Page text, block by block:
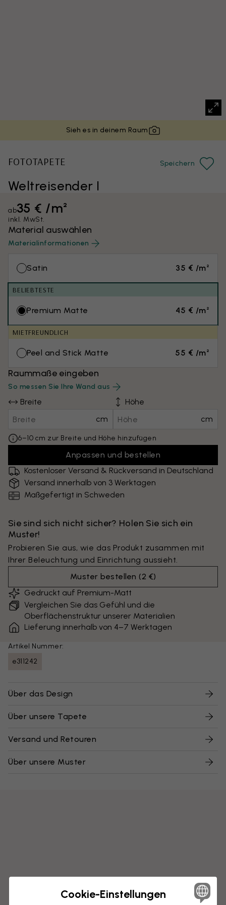
Sieh es in deinem Raum
Weltreisender I
FOTOTAPETE Speichern
ab35 € /m²
inkl. MwSt.
Material auswählen
Materialinformationen
Satin 35 € /m²
BELIEBTESTE
Premium Matte 45 € /m²
MIETFREUNDLICH
Peel and Stick Matte 55 € /m²
Raummaße eingeben
So messen Sie Ihre Wand aus
Breite
cm
Höhe
cm
6–10 cm zur Breite und Höhe hinzufügen
Anpassen und bestellen
Kostenloser Versand & Rückversand in Deutschland
Versand innerhalb von 3 Werktagen
Maßgefertigt in Schweden
Sie sind sich nicht sicher? Holen Sie sich ein
Muster!
Probieren Sie aus, wie das Produkt zusammen mit
Ihrer Beleuchtung und Einrichtung aussieht.
Muster bestellen (2 €)
Gedruckt auf Premium-Matt
Vergleichen Sie das Gefühl und die
Oberflächenstruktur unserer Materialien
Lieferung innerhalb von 4–7 Werktagen
Artikel Nummer:
e311242
Über das Design
Über unsere Tapete
Versand und Retouren
Über unsere Muster
Cookie-Einstellungen